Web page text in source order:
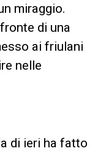
miraggio.
di una
ai friulani
nelle
di ieri ha fatto